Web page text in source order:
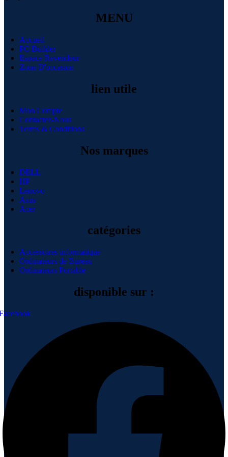
MENU
Accueil
PC Builder
Espace Revendeur
Zone D'occasion
lien utile
Mon Compte
Contactez-Nous
Terms & Conditions
Nos marques
DELL
HP
Lenovo
Asus
Acer
catégories
Accessoires informatique
Ordinateurs de Bureau
Ordinateurs Portable
disponible sur :